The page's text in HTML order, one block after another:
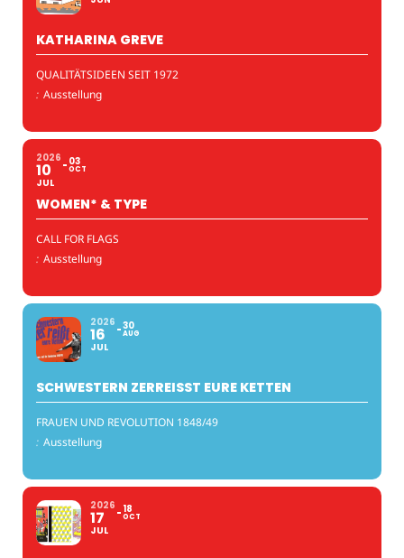
KATHARINA GREVE
QUALITÄTSIDEEN SEIT 1972
: Ausstellung
2026
10
JUL
03
OCT
WOMEN* & TYPE
CALL FOR FLAGS
: Ausstellung
2026
16
JUL
30
AUG
SCHWESTERN ZERREISST EURE KETTEN
FRAUEN UND REVOLUTION 1848/49
: Ausstellung
2026
17
JUL
18
OCT